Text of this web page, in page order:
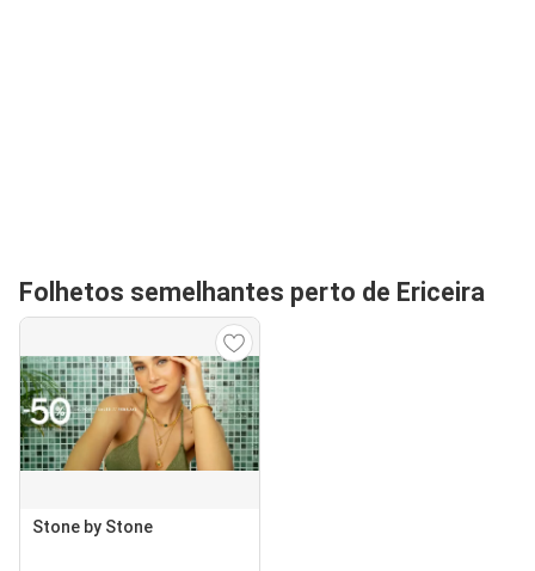
Folhetos semelhantes perto de Ericeira
Stone by Stone